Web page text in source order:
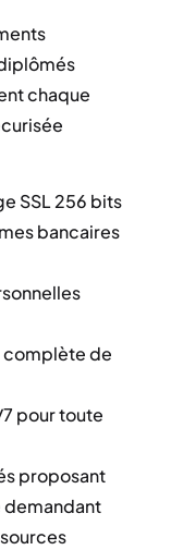
chaque
SSL 256 bits
bancaires
complète de
pour toute
proposant
demandant